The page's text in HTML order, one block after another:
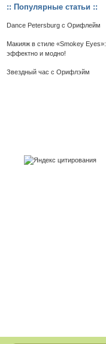
:: Популярные статьи ::
Dance Petersburg с Орифлейм
Макияж в стиле «Smokey Eyes»:
эффектно и модно!
Звездный час с Орифлэйм